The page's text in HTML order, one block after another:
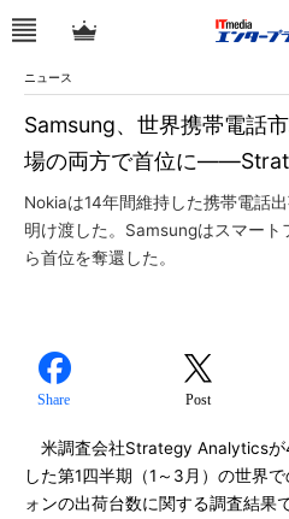
ニュース
Samsung、世界携帯電話
場の両方で首位に
Nokiaは14年間維持した携帯電話
明け渡した。Samsungはスマー
ら首位を奪還した。
Share Post
米調査会社Strategy Analyticsが
した第1四半期（1～3月）の世界
ォンの出荷台数に関する調査結果